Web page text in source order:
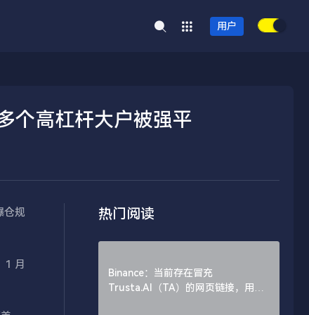
用户
个高杠杆大户被强平
仓规
1 月
热门阅读
Binance：当前存在冒充
Trusta.AI（TA）的网页链接，用户